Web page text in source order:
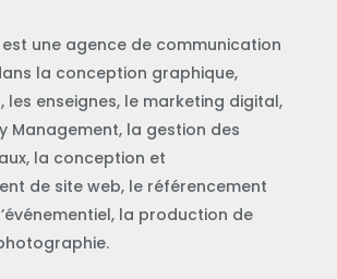
est une agence de communication
la conception graphique,
les enseignes, le marketing digital,
Management, la gestion des
la conception et
de site web, le référencement
la production de